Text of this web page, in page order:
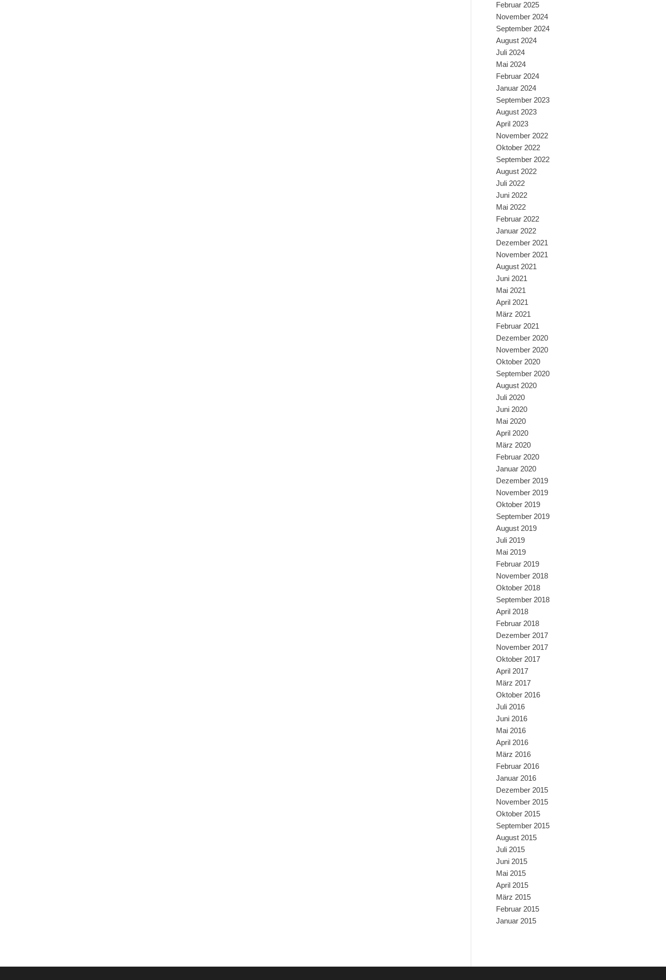
Februar 2025
November 2024
September 2024
August 2024
Juli 2024
Mai 2024
Februar 2024
Januar 2024
September 2023
August 2023
April 2023
November 2022
Oktober 2022
September 2022
August 2022
Juli 2022
Juni 2022
Mai 2022
Februar 2022
Januar 2022
Dezember 2021
November 2021
August 2021
Juni 2021
Mai 2021
April 2021
März 2021
Februar 2021
Dezember 2020
November 2020
Oktober 2020
September 2020
August 2020
Juli 2020
Juni 2020
Mai 2020
April 2020
März 2020
Februar 2020
Januar 2020
Dezember 2019
November 2019
Oktober 2019
September 2019
August 2019
Juli 2019
Mai 2019
Februar 2019
November 2018
Oktober 2018
September 2018
April 2018
Februar 2018
Dezember 2017
November 2017
Oktober 2017
April 2017
März 2017
Oktober 2016
Juli 2016
Juni 2016
Mai 2016
April 2016
März 2016
Februar 2016
Januar 2016
Dezember 2015
November 2015
Oktober 2015
September 2015
August 2015
Juli 2015
Juni 2015
Mai 2015
April 2015
März 2015
Februar 2015
Januar 2015